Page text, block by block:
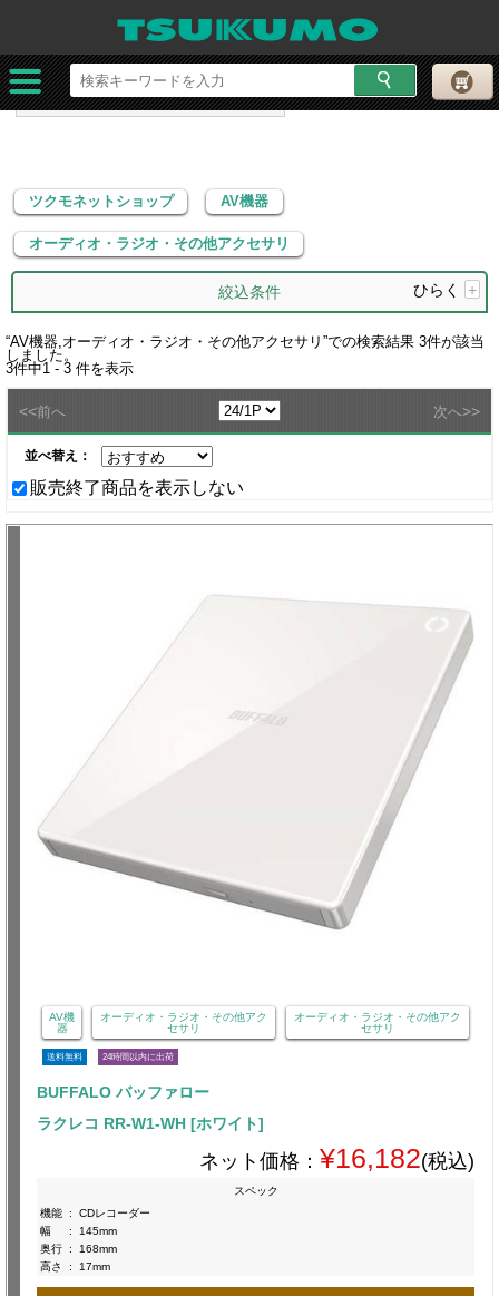
ツクモネットショップ
AV機器
オーディオ・ラジオ・その他アクセサリ
ツクモネットショップ AV機器
オーディオ・ラジオ・その他アクセサリ
絞込条件 ひらく +
“AV機器,オーディオ・ラジオ・その他アクセサリ ”での検索結果 3件が該当
しました。
3件中1 - 3 件を表示
<<前へ 次へ>>
並べ替え：
販売終了商品を表示しない
AV機
器
オーディオ・ラジオ・その他アク
セサリ
オーディオ・ラジオ・その他アク
セサリ
送料無料 24時間以内に出荷
BUFFALO バッファロー
ラクレコ RR-W1-WH [ホワイト]
ネット価格： ¥16,182(税込)
スペック
機能 :
CDレコーダー
幅
:
145mm
奥行 :
168mm
高さ
: 17mm